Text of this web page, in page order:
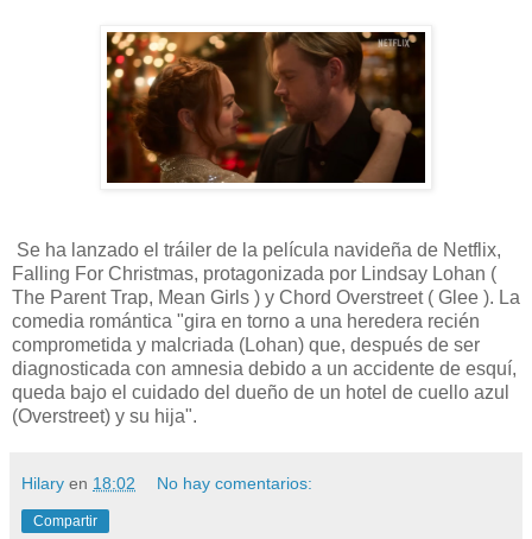
Se ha lanzado el tráiler de la película navideña de Netflix,
Falling For Christmas, protagonizada por Lindsay Lohan (
The Parent Trap, Mean Girls ) y Chord Overstreet ( Glee ). La
comedia romántica "gira en torno a una heredera recién
comprometida y malcriada (Lohan) que, después de ser
diagnosticada con amnesia debido a un accidente de esquí,
queda bajo el cuidado del dueño de un hotel de cuello azul
(Overstreet) y su hija".
Hilary en 18:02 No hay comentarios:
Compartir